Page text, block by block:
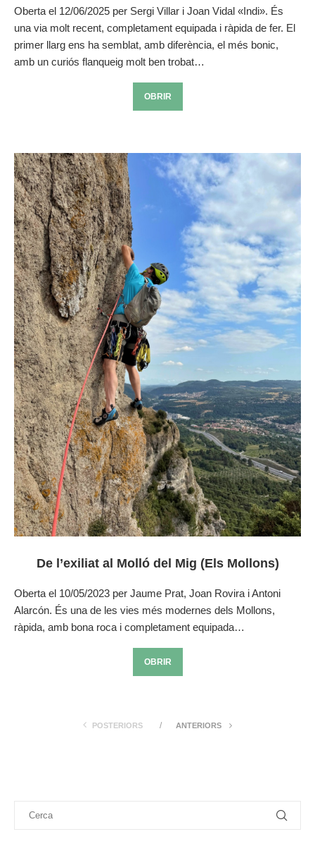
Oberta el 12/06/2025 per Sergi Villar i Joan Vidal «Indi». És
una via molt recent, completament equipada i ràpida de fer. El
primer llarg ens ha semblat, amb diferència, el més bonic,
amb un curiós flanqueig molt ben trobat…
OBRIR
De l’exiliat al Molló del Mig (Els Mollons)
Oberta el 10/05/2023 per Jaume Prat, Joan Rovira i Antoni
Alarcón. És una de les vies més modernes dels Mollons,
ràpida, amb bona roca i completament equipada…
OBRIR
POSTERIORS ANTERIORS